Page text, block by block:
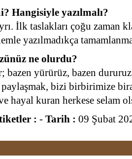
Hangisiyle yazılmalı?
İlk taslakları çoğu zaman
yazılmadıkça
ne olurdu?
yürürüz, bazen dururuz
bizi birbirimize
hayal kuran herkese selam
: - Tarih : 09 Şubat